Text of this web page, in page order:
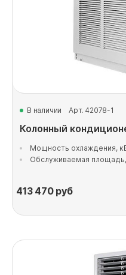
В наличии Арт. 42078-1
Колонный
Мощность охлаждения,
Обслуживаемая
413 470руб